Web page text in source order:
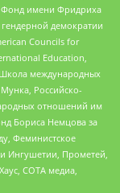
Фонд имени Фридриха
демократии
Councils for
Education,
международных
Российско-
отношений им
Бориса Немцова за
Феминистское
Ингушетии, Прометей,
СОТА медиа,